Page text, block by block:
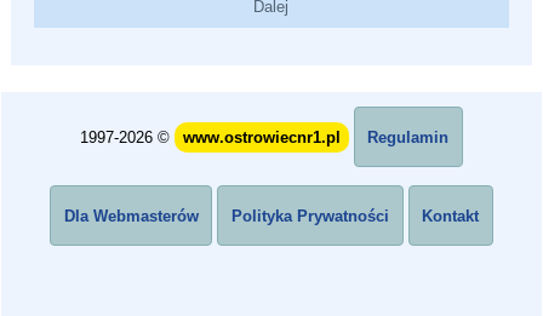
1997-2026 © www.ostrowiecnr1.pl Regulamin
Dla Webmasterów Polityka Prywatności Kontakt